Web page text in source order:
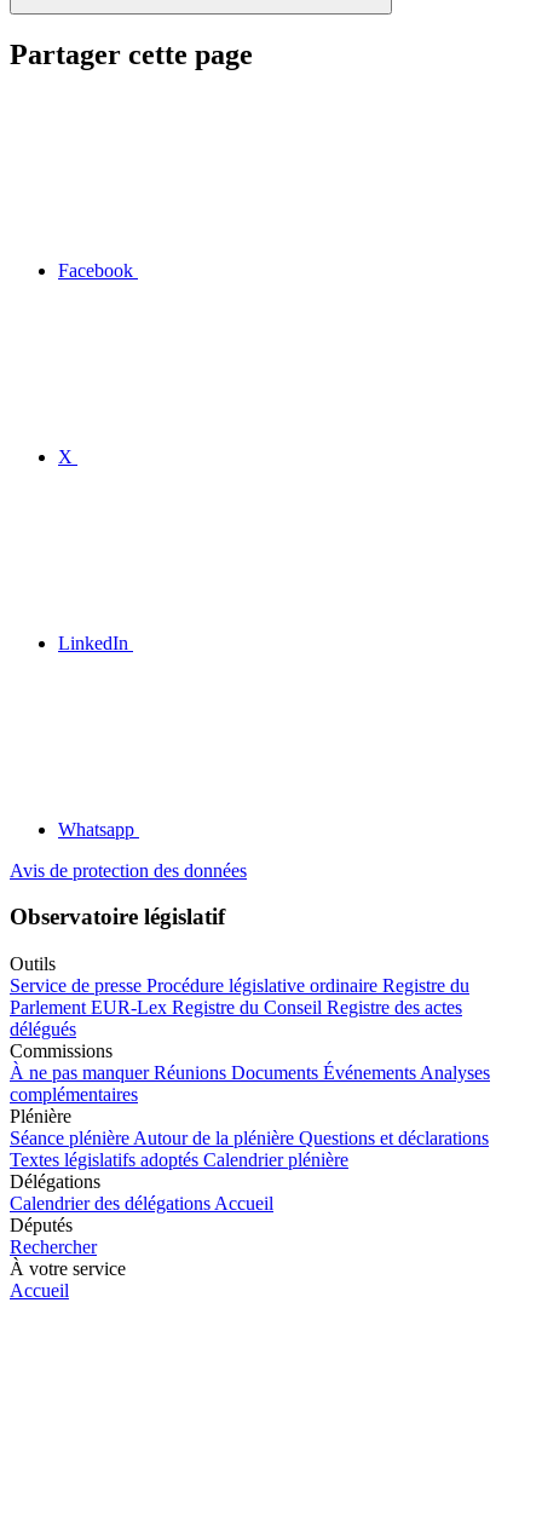
Partager cette page
Facebook
X
LinkedIn
Whatsapp
Avis de protection des données
Observatoire législatif
Outils
Service de presse Procédure législative ordinaire Registre du
Parlement EUR-Lex Registre du Conseil Registre des actes
délégués
Commissions
À ne pas manquer Réunions Documents Événements Analyses
complémentaires
Plénière
Séance plénière Autour de la plénière Questions et déclarations
Textes législatifs adoptés Calendrier plénière
Délégations
Calendrier des délégations Accueil
Députés
Rechercher
À votre service
Accueil